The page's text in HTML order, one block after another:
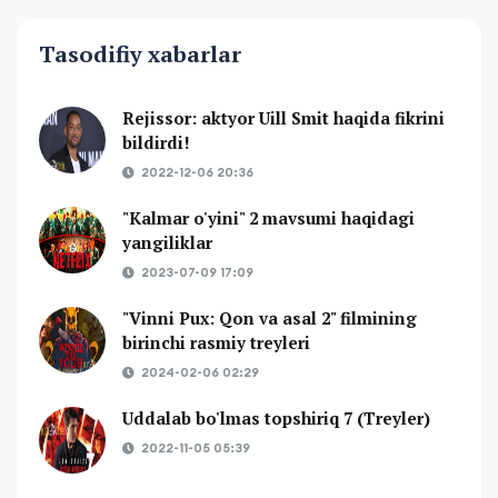
Tasodifiy xabarlar
Rejissor: aktyor Uill Smit haqida fikrini
bildirdi!
2022-12-06 20:36
"Kalmar o'yini" 2 mavsumi haqidagi
yangiliklar
2023-07-09 17:09
"Vinni Pux: Qon va asal 2" filmining
birinchi rasmiy treyleri
2024-02-06 02:29
Uddalab bo'lmas topshiriq 7 (Treyler)
2022-11-05 05:39